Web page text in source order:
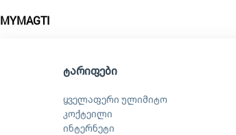
MYMAGTI
ტარიფები
ყველაფერი ულიმიტო
კოქტეილი
ინტერნეტი